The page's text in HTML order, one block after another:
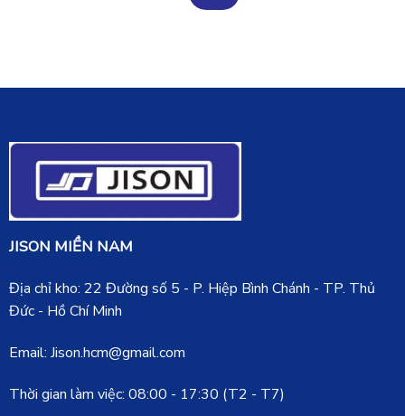
JISON MIỀN NAM
Địa chỉ kho: 22 Đường số 5 - P. Hiệp Bình Chánh - TP. Thủ
Đức - Hồ Chí Minh
Email: Jison.hcm@gmail.com
Thời gian làm việc: 08:00 - 17:30 (T2 - T7)